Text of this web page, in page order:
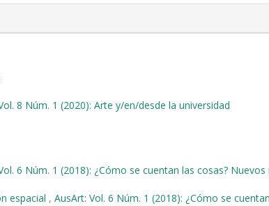
8 Núm. 1 (2020): Arte y/en/desde la universidad
6 Núm. 1 (2018): ¿Cómo se cuentan las cosas?
espacial , AusArt: Vol. 6 Núm. 1 (2018): ¿Cómo se